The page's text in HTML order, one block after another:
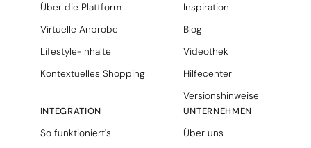
Über die Plattform
Virtuelle Anprobe
Lifestyle-Inhalte
Kontextuelles Shopping
INTEGRATION
So funktioniert's
Inspiration
Blog
Videothek
Hilfecenter
Versionshinweise
UNTERNEHMEN
Über uns